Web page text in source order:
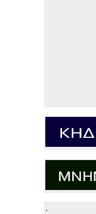
.